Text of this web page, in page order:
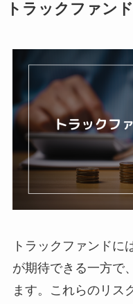
トラックファン
トラックファンドに
が期待できる一方で
ます。これらのリス